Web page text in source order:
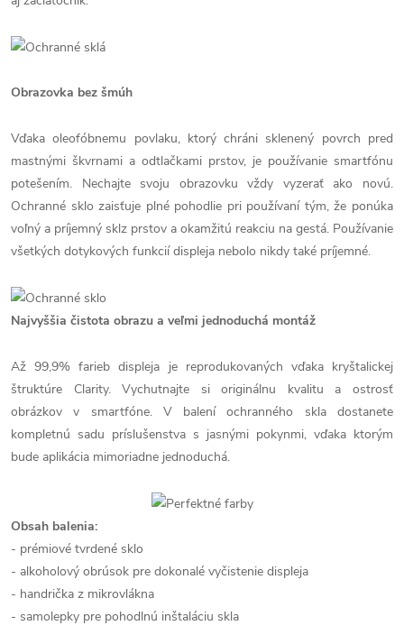
Obrazovka bez šmúh
Vďaka oleofóbnemu povlaku, ktorý chráni sklenený povrch pred
mastnými škvrnami a odtlačkami prstov, je používanie smartfónu
potešením. Nechajte svoju obrazovku vždy vyzerať ako novú.
Ochranné sklo zaisťuje plné pohodlie pri používaní tým, že ponúka
voľný a príjemný sklz prstov a okamžitú reakciu na gestá. Používanie
všetkých dotykových funkcií displeja nebolo nikdy také príjemné.
Najvyššia čistota obrazu a veľmi jednoduchá montáž
Až 99,9% farieb displeja je reprodukovaných vďaka kryštalickej
štruktúre Clarity. Vychutnajte si originálnu kvalitu a ostrosť
obrázkov v smartfóne. V balení ochranného skla dostanete
kompletnú sadu príslušenstva s jasnými pokynmi, vďaka ktorým
bude aplikácia mimoriadne jednoduchá.
Obsah balenia:
- prémiové tvrdené sklo
- alkoholový obrúsok pre dokonalé vyčistenie displeja
- handrička z mikrovlákna
- samolepky pre pohodlnú inštaláciu skla